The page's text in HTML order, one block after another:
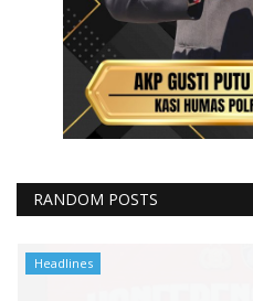
RANDOM POSTS
Headlines